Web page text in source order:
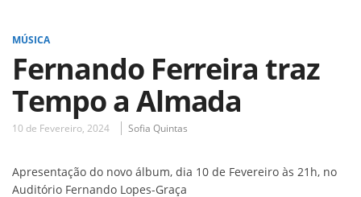
MÚSICA
Fernando Ferreira traz
Tempo a Almada
10 de Fevereiro, 2024 Sofia Quintas
Apresentação do novo álbum, dia 10 de Fevereiro às 21h, no
Auditório Fernando Lopes-Graça